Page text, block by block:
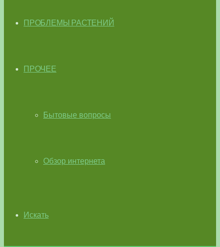
ПРОБЛЕМЫ РАСТЕНИЙ
ПРОЧЕЕ
Бытовые вопросы
Обзор интернета
Искать